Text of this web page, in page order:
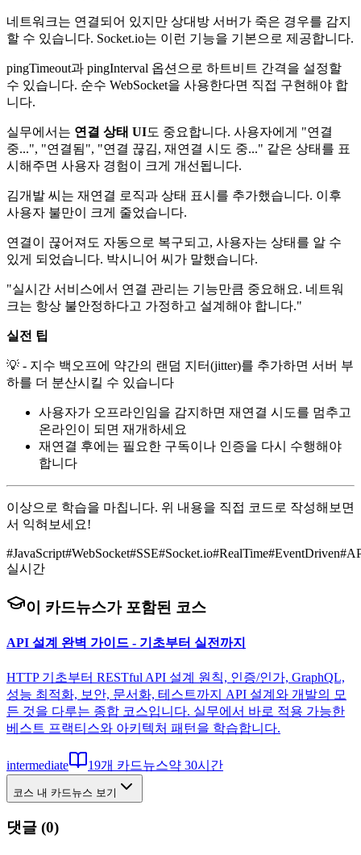
네트워크는 연결되어 있지만 상대방 서버가 죽은 경우를 감지
할 수 있습니다. Socket.io는 이런 기능을 기본으로 제공합니다.
pingTimeout과 pingInterval 옵션으로 하트비트 간격을 설정할
수 있습니다. 순수 WebSocket을 사용한다면 직접 구현해야 합
니다.
실무에서는 연결 상태 UI도 중요합니다. 사용자에게 "연결
중...", "연결됨", "연결 끊김, 재연결 시도 중..." 같은 상태를 표
시해주면 사용자 경험이 크게 개선됩니다.
김개발 씨는 재연결 로직과 상태 표시를 추가했습니다. 이후
사용자 불만이 크게 줄었습니다.
연결이 끊어져도 자동으로 복구되고, 사용자는 상태를 알 수
있게 되었습니다. 박시니어 씨가 말했습니다.
"실시간 서비스에서 연결 관리는 기능만큼 중요해요. 네트워
크는 항상 불안정하다고 가정하고 설계해야 합니다."
실전 팁
💡 - 지수 백오프에 약간의 랜덤 지터(jitter)를 추가하면 서버 부
하를 더 분산시킬 수 있습니다
사용자가 오프라인임을 감지하면 재연결 시도를 멈추고
온라인이 되면 재개하세요
재연결 후에는 필요한 구독이나 인증을 다시 수행해야
합니다
이상으로 학습을 마칩니다. 위 내용을 직접 코드로 작성해보면
서 익혀보세요!
#JavaScript#WebSocket#SSE#Socket.io#RealTime#EventDriven#
실시간
이 카드뉴스가 포함된 코스
API 설계 완벽 가이드 - 기초부터 실전까지
HTTP 기초부터 RESTful API 설계 원칙, 인증/인가, GraphQL,
성능 최적화, 보안, 문서화, 테스트까지 API 설계와 개발의 모
든 것을 다루는 종합 코스입니다. 실무에서 바로 적용 가능한
베스트 프랙티스와 아키텍처 패턴을 학습합니다.
intermediate 19개 카드뉴스약 30시간
코스 내 카드뉴스 보기
댓글 (0)